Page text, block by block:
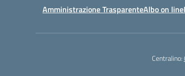
Amministrazione TrasparenteAlbo on line
Centralino: